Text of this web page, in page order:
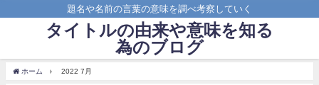
題名や名前の言葉の意味を調べ考察していく
タイトルの由来や意味を知る
為のブログ
ホーム 2022 7月